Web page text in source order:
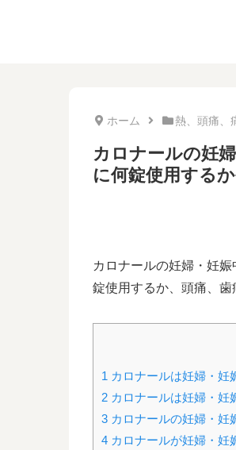
ホーム 熱、頭痛、
カロナールの妊
に何錠使用する
カロナールの妊婦・妊
錠使用するか、頭痛、歯
1 カロナールは妊婦・妊
2 カロナールは妊婦・妊
3 カロナールの妊婦・妊
4 カロナールが妊婦・妊